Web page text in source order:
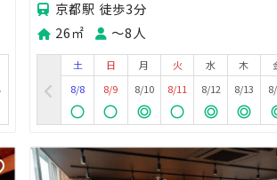
京都駅 徒歩3分
26㎡
〜8人
土
8/8
日
8/9
月
8/10
火
8/11
水
8/12
木
8/13